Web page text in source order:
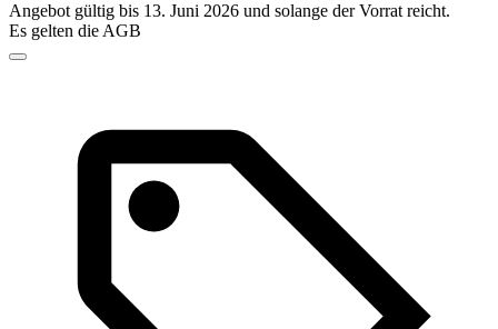
Angebot gültig bis 13. Juni 2026 und solange der Vorrat reicht.
Es gelten die AGB